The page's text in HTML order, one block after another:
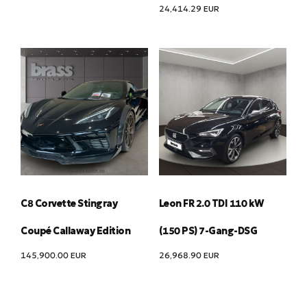
24,414.29 EUR
C8 Corvette Stingray
Coupé Callaway Edition
145,900.00 EUR
Leon FR 2.0 TDI 110 kW
(150 PS) 7-Gang-DSG
26,968.90 EUR